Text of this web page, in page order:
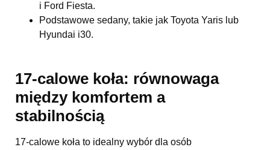
i Ford Fiesta.
Podstawowe sedany, takie jak Toyota Yaris lub
Hyundai i30.
17-calowe koła: równowaga
między komfortem a
stabilnością
17-calowe koła to idealny wybór dla osób